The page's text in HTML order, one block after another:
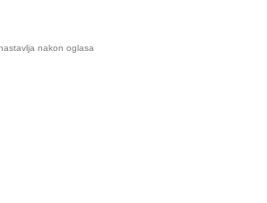
nakon oglasa